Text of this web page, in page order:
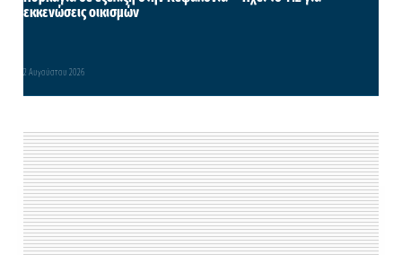
εκκενώσεις οικισμών
2 Αυγούστου 2026